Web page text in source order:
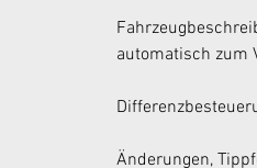
automatisch zum
Änderungen,